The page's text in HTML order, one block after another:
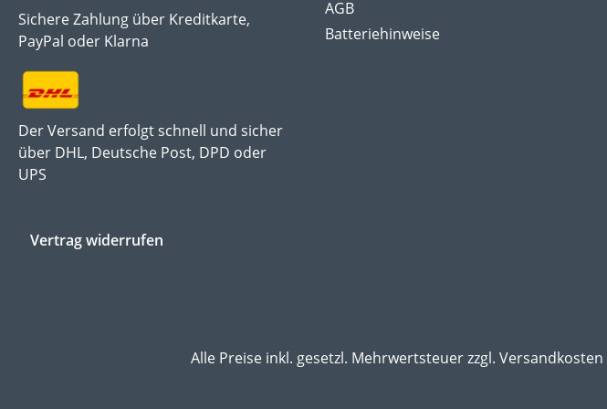
Sichere Zahlung über Kreditkarte,
PayPal oder Klarna
Der Versand erfolgt schnell und sicher
über DHL, Deutsche Post, DPD oder
UPS
Vertrag widerrufen
AGB
Batteriehinweise
Alle Preise inkl. gesetzl. Mehrwertsteuer zzgl. Versandkosten